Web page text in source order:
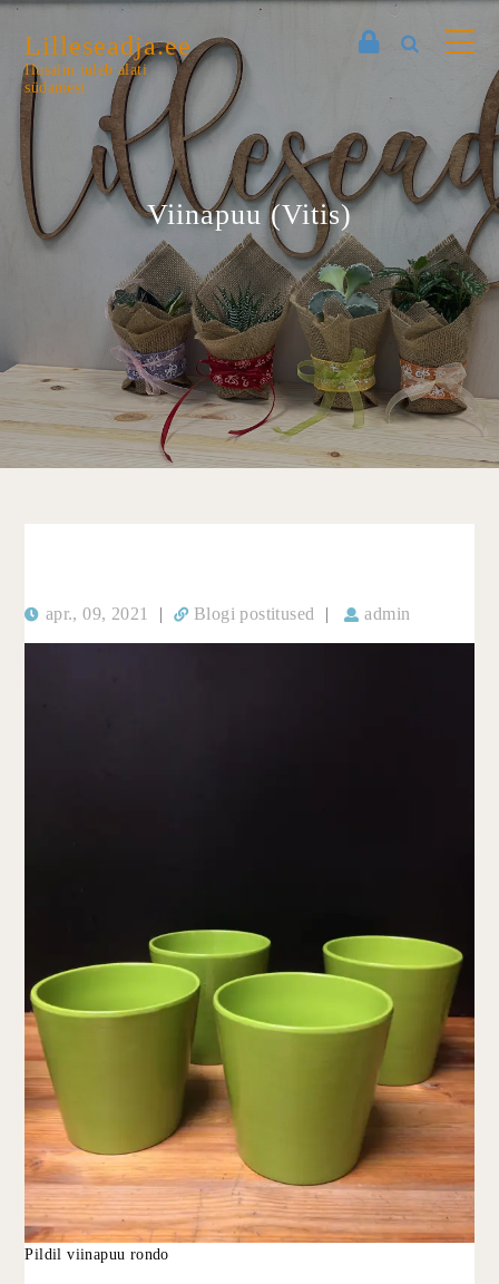
Lilleseadja.ee
Ilusaim tuleb alati
südamest
Viinapuu (Vitis)
apr., 09, 2021 | Blogi postitused | admin
Pildil viinapuu rondo